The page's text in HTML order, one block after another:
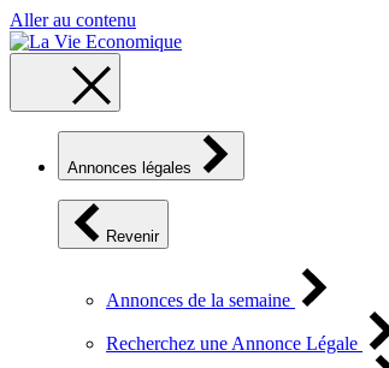
Aller au contenu
Annonces légales
Revenir
Annonces de la semaine
Recherchez une Annonce Légale